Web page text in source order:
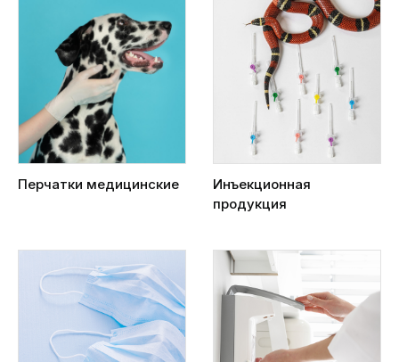
Перчатки медицинские
Инъекционная
продукция